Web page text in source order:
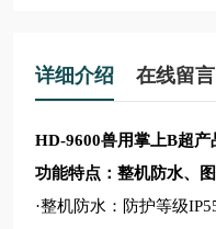
详细介绍 在线留言
HD-9600兽用掌上B超产
功能特点：整机防水、
·整机防水：防护等级